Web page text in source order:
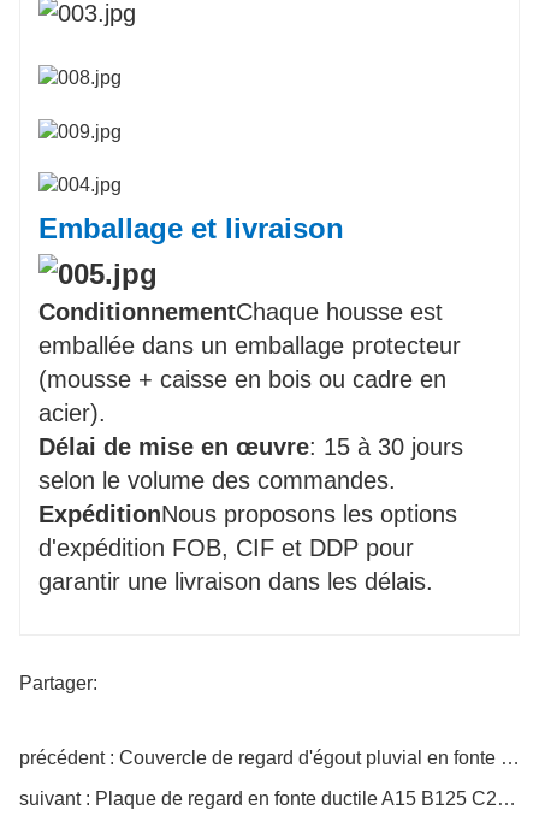
Emballage et livraison
ConditionnementChaque housse est
emballée dans un emballage protecteur
(mousse + caisse en bois ou cadre en
acier).
Délai de mise en œuvre: 15 à 30 jours
selon le volume des commandes.
ExpéditionNous proposons les options
d'expédition FOB, CIF et DDP pour
garantir une livraison dans les délais.
Partager:
précédent : Couvercle de regard d'égout pluvial en fonte ductile de la ville
suivant : Plaque de regard en fonte ductile A15 B125 C250 D400